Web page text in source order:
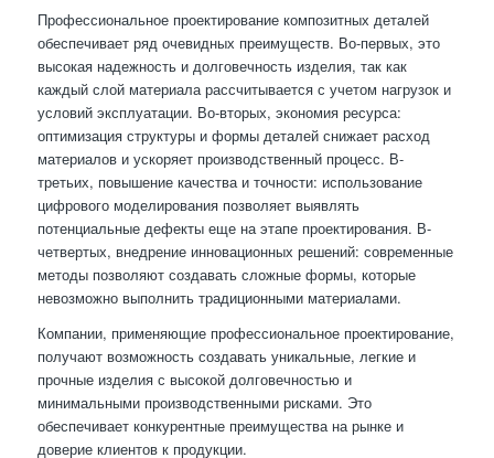
Профессиональное проектирование композитных деталей
обеспечивает ряд очевидных преимуществ. Во-первых, это
высокая надежность и долговечность изделия, так как
каждый слой материала рассчитывается с учетом нагрузок и
условий эксплуатации. Во-вторых, экономия ресурса:
оптимизация структуры и формы деталей снижает расход
материалов и ускоряет производственный процесс. В-
третьих, повышение качества и точности: использование
цифрового моделирования позволяет выявлять
потенциальные дефекты еще на этапе проектирования. В-
четвертых, внедрение инновационных решений: современные
методы позволяют создавать сложные формы, которые
невозможно выполнить традиционными материалами.
Компании, применяющие профессиональное проектирование,
получают возможность создавать уникальные, легкие и
прочные изделия с высокой долговечностью и
минимальными производственными рисками. Это
обеспечивает конкурентные преимущества на рынке и
доверие клиентов к продукции.